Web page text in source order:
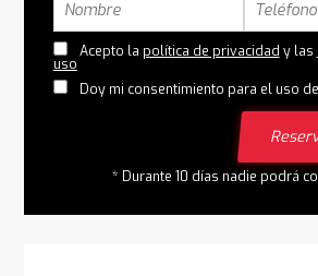
Acepto la política de privacidad y las
uso
Doy mi consentimiento para el uso
* Durante 10 días nadie podrá